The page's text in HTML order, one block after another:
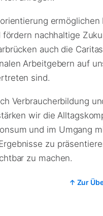
nachhaltige
auch die
Arbeitgebern auf
sind.
Verbraucherbildung
wir die
und im Umgang
zu
zu machen.
↑ Zur